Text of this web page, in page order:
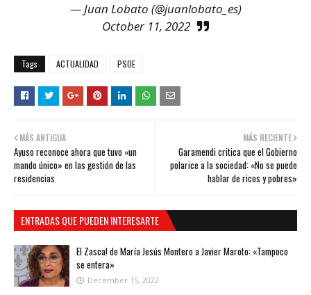
— Juan Lobato (@juanlobato_es)
October 11, 2022
Tags ACTUALIDAD PSOE
MÁS RECIENTE
Garamendi critica que el Gobierno
polarice a la sociedad: «No se puede
hablar de ricos y pobres»
MÁS ANTIGUA
Ayuso reconoce ahora que tuvo «un
mando único» en las gestión de las
residencias
ENTRADAS QUE PUEDEN INTERESARTE
El Zasca! de María Jesús Montero a Javier Maroto: «Tampoco
se entera»
December 15, 2022